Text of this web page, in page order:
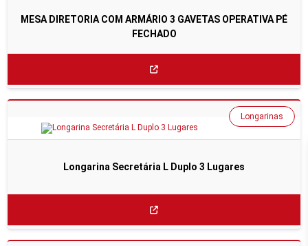
MESA DIRETORIA COM ARMÁRIO 3 GAVETAS OPERATIVA PÉ
FECHADO
Longarina Secretária L Duplo 3 Lugares
Longarinas